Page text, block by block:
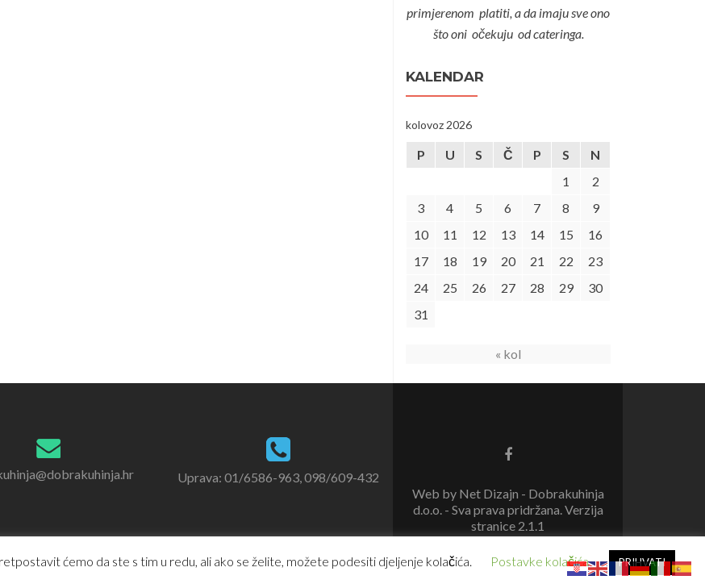
primjerenom platiti, a da imaju sve ono
što oni očekuju od cateringa.
KALENDAR
kolovoz 2026
P U S Č P S
N
1
2
3
4 5 6 7 8
9
10
11 12 13 14 15
16
17
18 19 20 21 22
23
24
25 26 27 28 29
30
31
« kol
Uprava: 01/6586-963, 098/609-432
Web by Net Dizajn - Dobrakuhinja
d.o.o. - Sva prava pridržana. Verzija
stranice 2.1.1
ćemo da ste s tim u redu, ali ako se želite, možete podesiti djeljenje kolačića. Postavke kolačića PRIHVATI